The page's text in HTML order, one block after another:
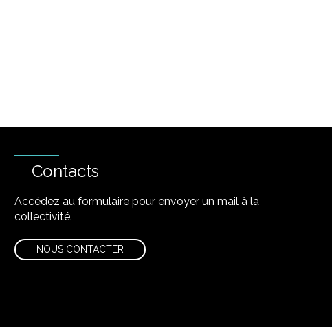
Contacts
Accédez au formulaire pour envoyer un mail à la
collectivité.
NOUS CONTACTER